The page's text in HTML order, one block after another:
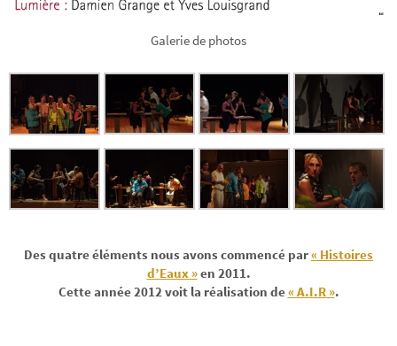
Galerie de photos
Des quatre éléments nous avons commencé par« Histoires
d’Eaux »en 2011.
Cette année 2012 voit la réalisation de« A.I.R ».